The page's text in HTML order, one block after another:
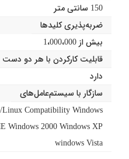
150 سانتی متر
ضربه‌پذیری کلیدها
بیش از 1،000،000
قابلیت کارکردن با هر دو دست
دارد
سازگار با سیستم‌عامل‌های
Compatibility Windows
Windows 2000 Windows XP
windows Vista